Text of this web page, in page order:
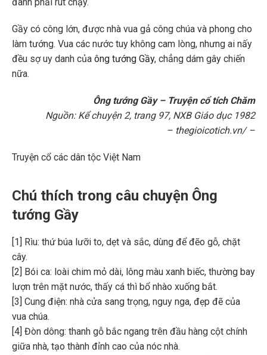
đành phải rút chạy.
Gầy có công lớn, được nhà vua gả công chúa và phong cho
làm tướng. Vua các nước tuy không cam lòng, nhưng ai nấy
đều sợ uy danh của ông tướng Gầy, chẳng dám gây chiến
nữa.
Ông tướng Gầy – Truyện cổ tích Chăm
Nguồn: Kể chuyện 2, trang 97, NXB Giáo dục 1982
– thegioicotich.vn/ –
Truyện cổ các dân tộc Việt Nam
Chú thích trong câu chuyện Ông
tướng Gầy
[1] Rìu: thứ búa lưỡi to, dẹt và sắc, dùng để đẽo gỗ, chặt
cây.
[2] Bói ca: loài chim mỏ dài, lông màu xanh biếc, thường bay
lượn trên mặt nước, thấy cá thì bổ nhào xuống bắt.
[3] Cung điện: nhà cửa sang trọng, nguy nga, đẹp đẽ của
vua chúa.
[4] Đòn dông: thanh gỗ bắc ngang trên đầu hàng cột chính
giữa nhà, tạo thành đỉnh cao của nóc nhà.